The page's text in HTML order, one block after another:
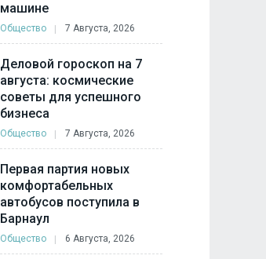
машине
Общество 7 Августа, 2026
Деловой гороскоп на 7
августа: космические
советы для успешного
бизнеса
Общество 7 Августа, 2026
Первая партия новых
комфортабельных
автобусов поступила в
Барнаул
Общество 6 Августа, 2026